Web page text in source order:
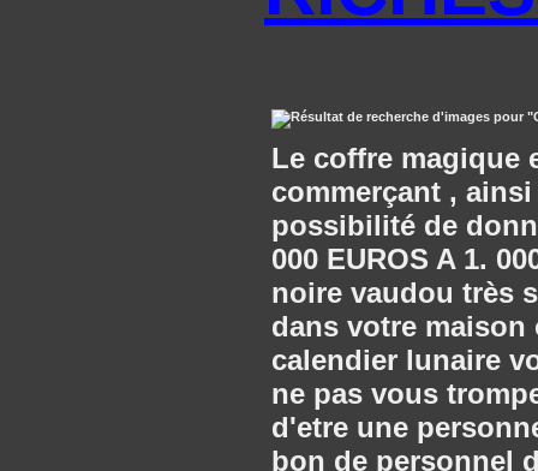
Le coffre magique
commerçant ,
possibilité de
000 EUROS A 1.
noire vaudou très
dans votre maison
calendier lunaire
ne pas vous
d'etre une
bon de personnel